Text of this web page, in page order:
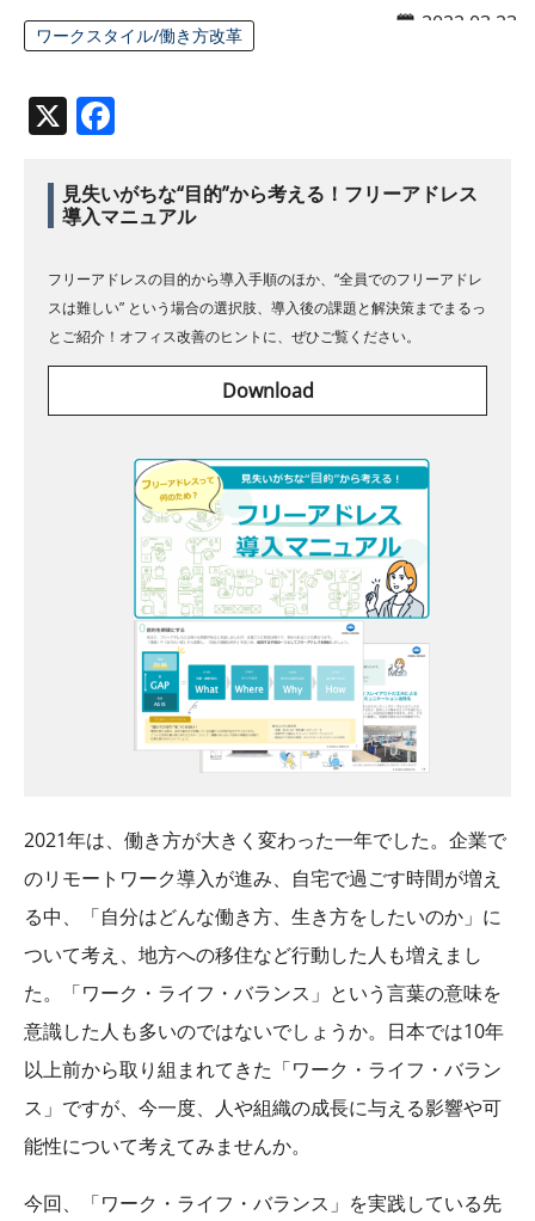
2022.03.23
ワークスタイル/働き方改革
X
見失いがちな“目的”から考える！フリーアドレス
導入マニュアル
フリーアドレスの目的から導入手順のほか、“全員でのフリーアドレ
スは難しい” という場合の選択肢、導入後の課題と解決策までまるっ
とご紹介！オフィス改善のヒントに、ぜひご覧ください。
Download
2021年は、働き方が大きく変わった一年でした。企業で
のリモートワーク導入が進み、自宅で過ごす時間が増え
る中、「自分はどんな働き方、生き方をしたいのか」に
ついて考え、地方への移住など行動した人も増えまし
た。「ワーク・ライフ・バランス」という言葉の意味を
意識した人も多いのではないでしょうか。日本では10年
以上前から取り組まれてきた「ワーク・ライフ・バラン
ス」ですが、今一度、人や組織の成長に与える影響や可
能性について考えてみませんか。
今回、「ワーク・ライフ・バランス」を実践している先